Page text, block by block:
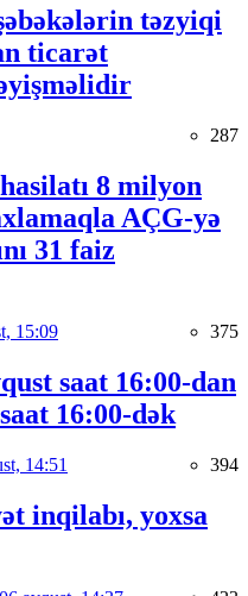
təzyiqi
ticarət
287
8 milyon
AÇG-yə
31 faiz
15:09 375
saat 16:00-dan
16:00-dək
14:51 394
inqilabı, yoxsa